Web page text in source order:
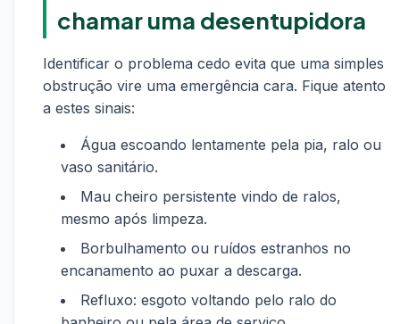
chamar uma desentupidora
Identificar o problema cedo evita que uma simples
obstrução vire uma emergência cara. Fique atento
a estes sinais:
Água escoando lentamente pela pia, ralo ou
vaso sanitário.
Mau cheiro persistente vindo de ralos,
mesmo após limpeza.
Borbulhamento ou ruídos estranhos no
encanamento ao puxar a descarga.
Refluxo: esgoto voltando pelo ralo do